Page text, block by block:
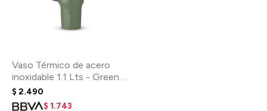
Vaso Térmico de acero
inoxidable 1.1 Lts - Green
House
$ 2.490
$ 1.743